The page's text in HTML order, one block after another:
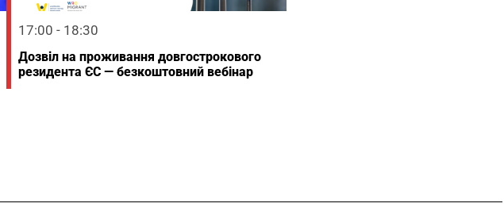
17:00 - 18:30
Дозвіл на проживання довгострокового
резидента ЄС — безкоштовний вебінар